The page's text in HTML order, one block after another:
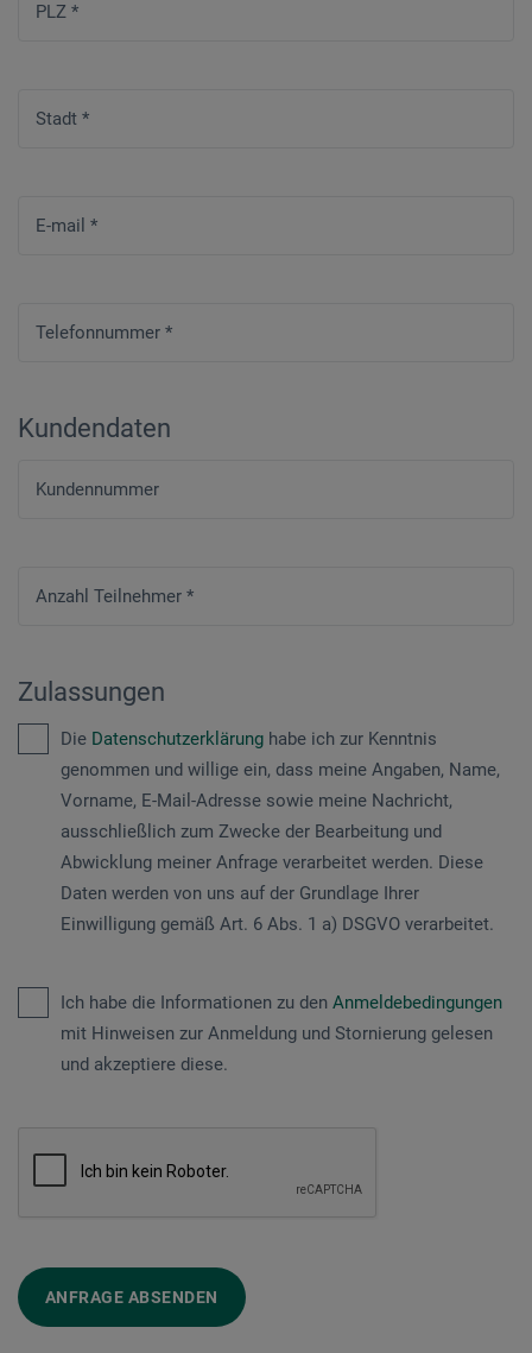
PLZ *
Stadt *
E-mail *
Telefonnummer *
Kundendaten
Kundennummer
Anzahl Teilnehmer *
Zulassungen
Die Datenschutzerklärung habe ich zur Kenntnis
genommen und willige ein, dass meine Angaben, Name,
Vorname, E-Mail-Adresse sowie meine Nachricht,
ausschließlich zum Zwecke der Bearbeitung und
Abwicklung meiner Anfrage verarbeitet werden. Diese
Daten werden von uns auf der Grundlage Ihrer
Einwilligung gemäß Art. 6 Abs. 1 a) DSGVO verarbeitet.
Ich habe die Informationen zu den Anmeldebedingungen
mit Hinweisen zur Anmeldung und Stornierung gelesen
und akzeptiere diese.
ANFRAGE ABSENDEN